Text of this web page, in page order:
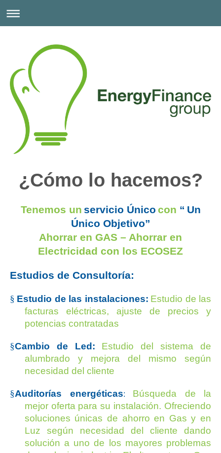
¿Cómo lo hacemos?
Tenemos un servicio Único con “ Un
Único Objetivo”
Ahorrar en GAS – Ahorrar en
Electricidad con los ECOSEZ
Estudios de Consultoría:
§ Estudio de las instalaciones: Estudio de las
facturas eléctricas, ajuste de precios y
potencias contratadas
§Cambio de Led:
Estudio del sistema de
alumbrado y mejora del mismo según
necesidad del cliente
§Auditorías energéticas:
Búsqueda de la
mejor oferta para su instalación. Ofreciendo
soluciones únicas de ahorro en Gas y en
Luz según necesidad del cliente dando
solución a uno de los mayores problemas